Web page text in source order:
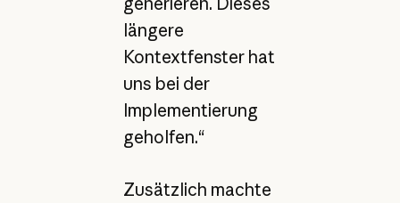
längere
Kontextfenster hat
uns bei der
Implementierung
geholfen.“
Zusätzlich machte